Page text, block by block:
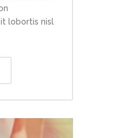
lobortis nisl